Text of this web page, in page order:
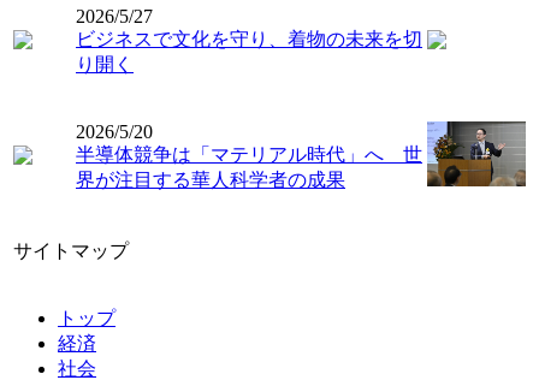
2026/5/27
ビジネスで文化を守り、着物の未来を切
り開く
2026/5/20
半導体競争は「マテリアル時代」へ 世
界が注目する華人科学者の成果
サイトマップ
トップ
経済
社会